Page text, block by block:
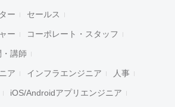
ー セールス
ー コーポレート・スタッフ
・講師
ア インフラエンジニア 人事
iOS/Androidアプリエンジニア